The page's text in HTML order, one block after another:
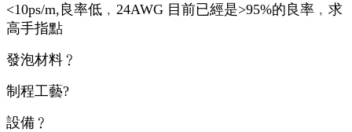
<10ps/m,良率低﹐24AWG 目前已經是>95%的良率﹐求
高手指點
發泡材料﹖
制程工藝?
設備﹖